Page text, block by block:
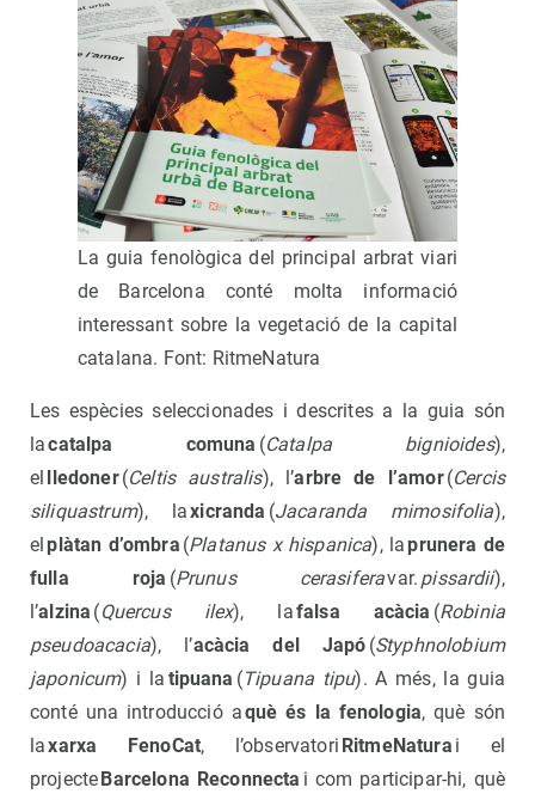
La guia fenològica del principal arbrat viari
de Barcelona conté molta informació
interessant sobre la vegetació de la capital
catalana. Font: RitmeNatura
Les espècies seleccionades i descrites a la guia són
lacatalpa comuna (Catalpa bignioides),
el
lledoner(Celtis australis), l’arbre de l’amor(Cercis
siliquastrum), laxicranda (Jacaranda mimosifolia),
elplàtan d’ombra (Platanus x hispanica), laprunera de
fulla roja (Prunus cerasiferavar. pissardii),
l’alzina (Quercus ilex), lafalsa acàcia (Robinia
pseudoacacia), l’acàcia del Japó (Styphnolobium
japonicum) i la tipuana (Tipuana tipu). A més, la guia
conté una introducció aquè és la fenologia, què són
laxarxa FenoCat, l’observatori RitmeNatura i el
projecte Barcelona Reconnecta i com participar-hi, què